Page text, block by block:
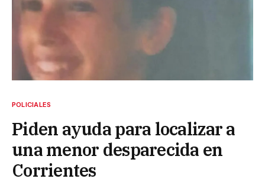
POLICIALES
Piden ayuda para localizar a
una menor desparecida en
Corrientes